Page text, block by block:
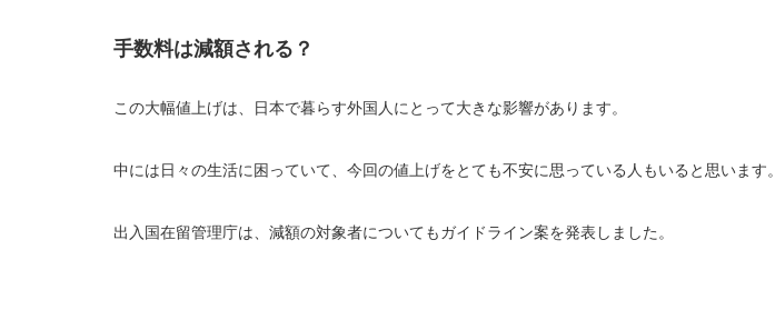
手数料は減額される？
この大幅値上げは、日本で暮らす外国人にとって大きな影響があります。
中には日々の生活に困っていて、今回の値上げをとても不安に思っている人もいると思います。
出入国在留管理庁は、減額の対象者についてもガイドライン案を発表しました。